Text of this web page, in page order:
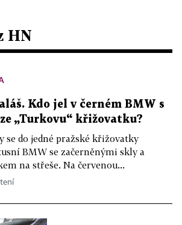
HN
Kdo jel v černém BMW s
„Turkovu“ křižovatku?
se do jedné pražské křižovatky
BMW se začerněnými skly a
na střeše. Na červenou...